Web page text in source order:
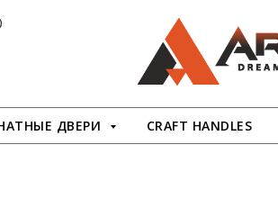
ДВЕРИ CRAFT HANDLES